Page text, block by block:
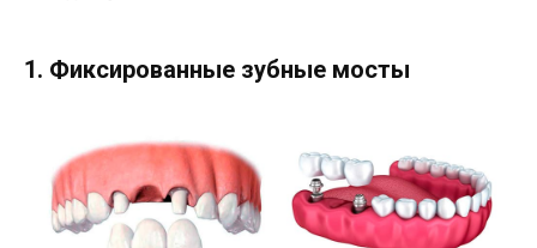
1. Фиксированные зубные мосты